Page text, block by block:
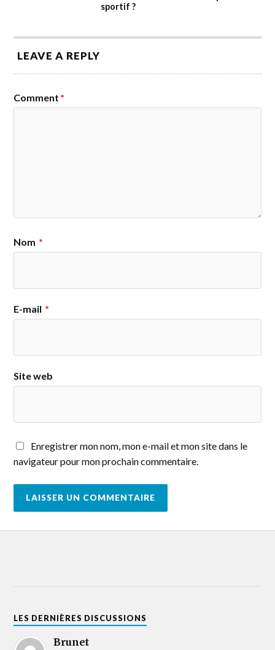
sportif ?
LEAVE A REPLY
Comment *
Nom *
E-mail *
Site web
Enregistrer mon nom, mon e-mail et mon site dans le
navigateur pour mon prochain commentaire.
LES DERNIÈRES DISCUSSIONS
Brunet